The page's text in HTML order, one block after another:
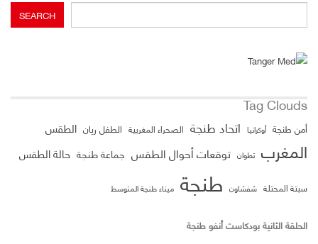
SEARCH
Tag Clouds
أمن طنجة أوكرانيا اتحاد طنجة الصحراء المغربية الطفل ريان الطقس
المغرب تطوان توقعات أحوال الطقس جماعة طنجة حالة الطقس
سبتة المحتلة شفشاون طنجة ميناء طنجة المتوسط
الحلقة الثانية بودكاست أنفو طنجة